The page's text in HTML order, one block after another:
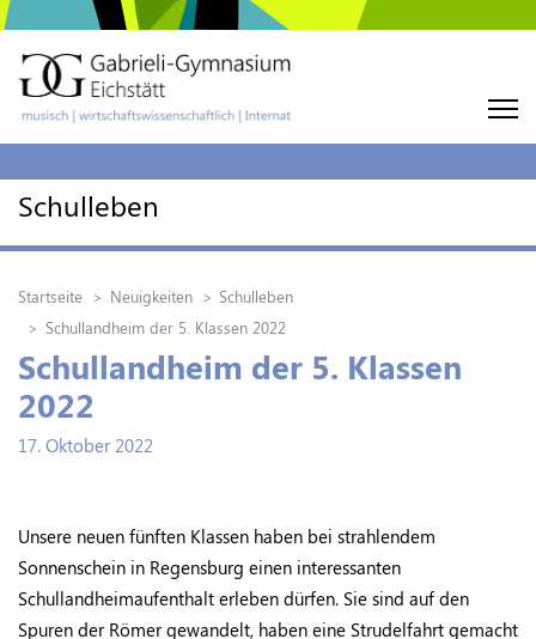
Schulleben
Startseite Neuigkeiten
Schulleben
Schullandheim der 5. Klassen 2022
Schullandheim der 5. Klassen
2022
17. Oktober 2022
Unsere neuen fünften Klassen haben bei strahlendem
Sonnenschein in Regensburg einen interessanten
Schullandheimaufenthalt erleben dürfen. Sie sind auf den
Spuren der Römer gewandelt, haben eine Strudelfahrt gemacht